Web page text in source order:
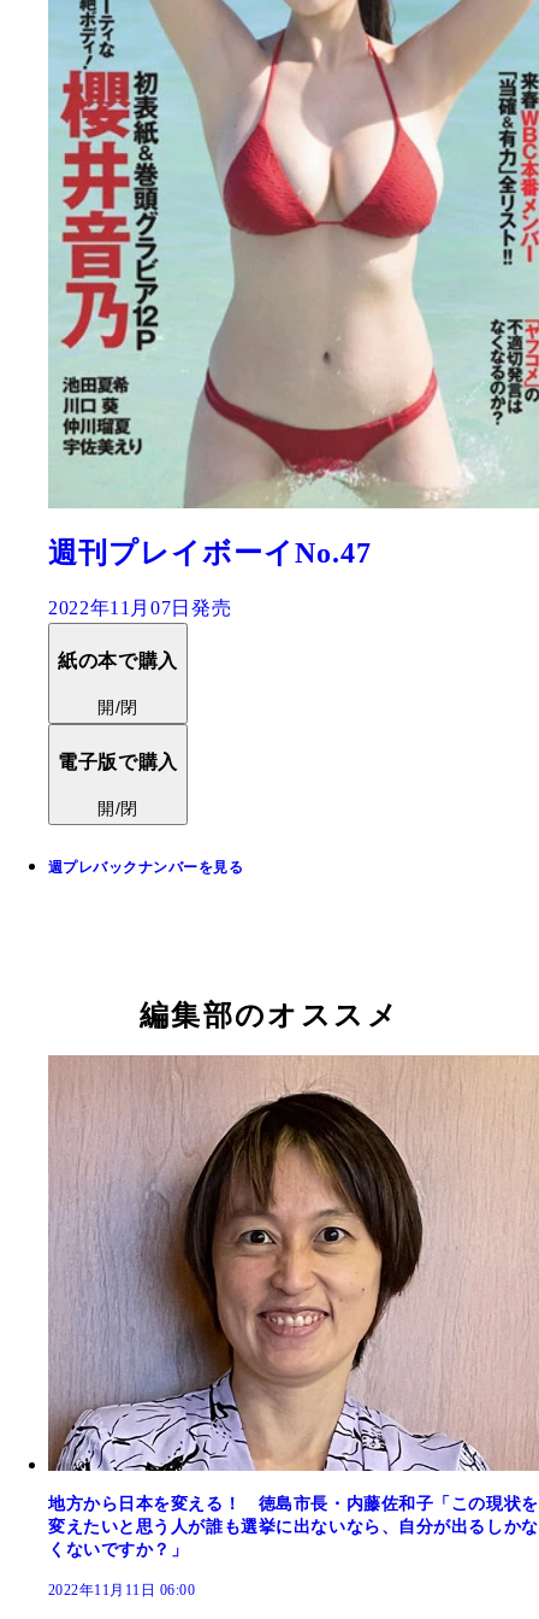
週刊プレイボーイNo.47
2022年11月07日発売
紙の本で購入
開/閉
電子版で購入
開/閉
週プレバックナンバーを見る
編集部のオススメ
地方から日本を変える！ 徳島市長・内藤佐和子「この現状を
変えたいと思う人が誰も選挙に出ないなら、自分が出るしかな
くないですか？」
2022年11月11日 06:00